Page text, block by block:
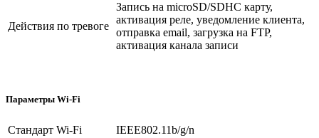
Действия по тревоге
Запись на microSD/SDHC карту,
активация реле, уведомление клиента,
отправка email, загрузка на FTP,
активация канала записи
Параметры Wi-Fi
Стандарт Wi-Fi
IEEE802.11b/g/n